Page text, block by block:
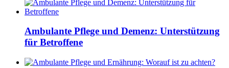
Ambulante Pflege und Demenz: Unterstützung
für Betroffene